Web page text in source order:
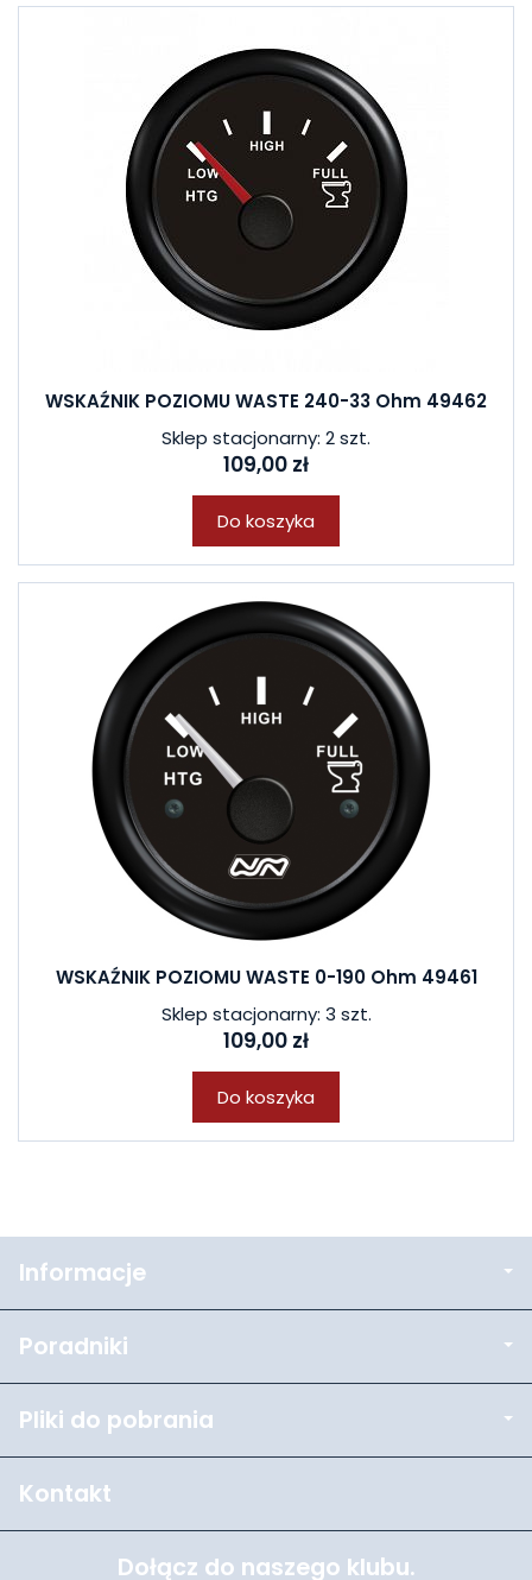
WSKAŹNIK POZIOMU WASTE 240-33 Ohm 49462
Sklep stacjonarny: 2 szt.
109,00 zł
Do koszyka
WSKAŹNIK POZIOMU WASTE 0-190 Ohm 49461
Sklep stacjonarny: 3 szt.
109,00 zł
Do koszyka
Informacje
Poradniki
Pliki do pobrania
Kontakt
Dołącz do naszego klubu.